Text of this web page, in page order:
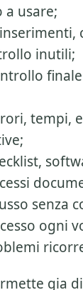
a usare;
inutili;
tempi,
senza
ogni
gia